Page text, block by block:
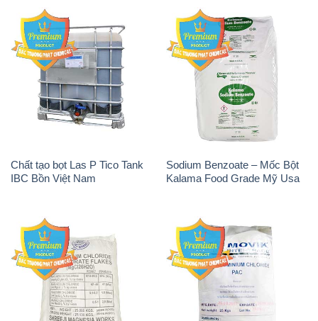
Chất tạo bọt Las P Tico Tank
IBC Bồn Việt Nam
Sodium Benzoate – Mốc Bột
Kalama Food Grade Mỹ Usa
Magie Clorua – MGCL2 Dạng
Vảy Shreeji Magnesia Works
Ấn Độ India
PAC – Polyaluminium
Chloride 31% Thái Lan
Thailand